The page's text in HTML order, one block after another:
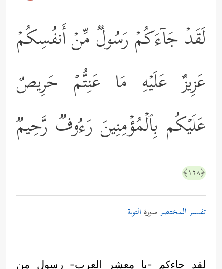
لَقَدۡ جَاۤءَكُمۡ رَسُولࣱ مِّنۡ أَنفُسِكُمۡ
عَزِیزٌ عَلَیۡهِ مَا عَنِتُّمۡ حَرِیصٌ
عَلَیۡكُم بِٱلۡمُؤۡمِنِینَ رَءُوفࣱ رَّحِیمࣱ
﴿١٢٨﴾
تفسير المختصرسورة التوبة
لقد جاءكم -يا معشر العرب- رسول من